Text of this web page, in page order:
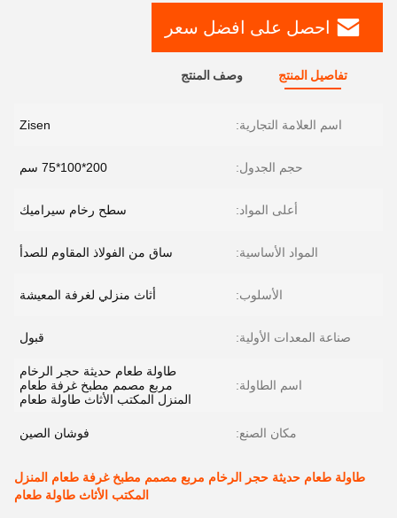
احصل على افضل سعر
تفاصيل المنتج وصف المنتج
اسم العلامة التجارية: Zisen
حجم الجدول: 200*100*75 سم
أعلى المواد: سطح رخام سيراميك
المواد الأساسية: ساق من الفولاذ المقاوم للصدأ
الأسلوب: أثاث منزلي لغرفة المعيشة
صناعة المعدات الأولية: قبول
اسم الطاولة:
طاولة طعام حديثة حجر الرخام
مربع مصمم مطبخ غرفة طعام
المنزل المكتب الأثاث طاولة طعام
مكان الصنع: فوشان الصين
طاولة طعام حديثة حجر الرخام مربع مصمم مطبخ غرفة طعام المنزل
المكتب الأثاث طاولة طعام